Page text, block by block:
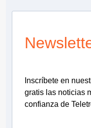
Inscríbete en
gratis las noticias
confianza de